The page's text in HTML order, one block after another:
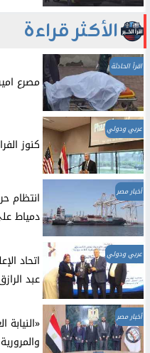
الأكثر قراءة
اقرأ الحادثة
مصرع
عربي ودولي
​كنوز
أخبار مصر
انتظام
دمياط
عربي ودولي
اتحاد
عبد
أخبار مصر